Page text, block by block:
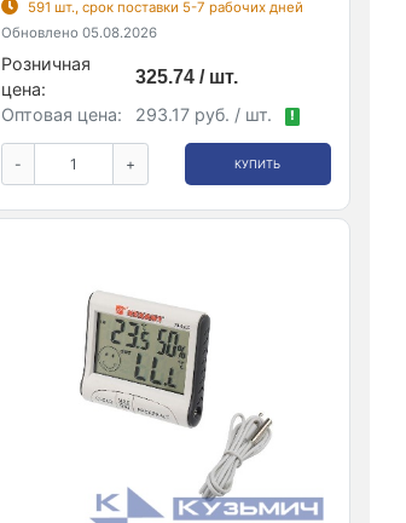
591 шт., срок поставки 5-7 рабочих дней
Обновлено 05.08.2026
Розничная
цена:
325.74 / шт.
Оптовая цена:
293.17 руб. / шт. !
- + КУПИТЬ